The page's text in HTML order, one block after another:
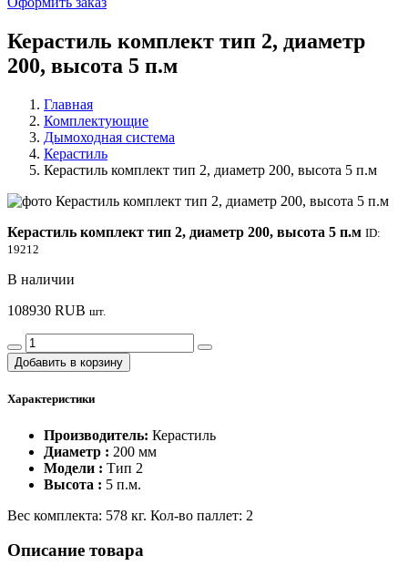
Керастиль комплект тип 2, диаметр
200, высота 5 п.м
Главная
Комплектующие
Дымоходная система
Керастиль
Керастиль комплект тип 2, диаметр 200, высота 5 п.м
Керастиль комплект тип 2, диаметр 200, высота 5 п.м ID:
19212
В наличии
108930 RUB шт.
Добавить в корзину
Характеристики
Производитель: Керастиль
Диаметр : 200 мм
Модели : Тип 2
Высота : 5 п.м.
Вес комплекта: 578 кг. Кол-во паллет: 2
Описание товара